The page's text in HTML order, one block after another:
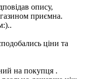
опису,
приємна.
ціни та
на покупця .